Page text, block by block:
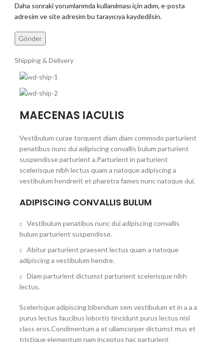
Daha sonraki yorumlarımda kullanılması için adım, e-posta
adresim ve site adresim bu tarayıcıya kaydedilsin.
Shipping & Delivery
MAECENAS IACULIS
Vestibulum curae torquent diam diam commodo parturient
penatibus nunc dui adipiscing convallis bulum parturient
suspendisse parturient a.Parturient in parturient
scelerisque nibh lectus quam a natoque adipiscing a
vestibulum hendrerit et pharetra fames nunc natoque dui.
ADIPISCING CONVALLIS BULUM
Vestibulum penatibus nunc dui adipiscing convallis
bulum parturient suspendisse.
Abitur parturient praesent lectus quam a natoque
adipiscing a vestibulum hendre.
Diam parturient dictumst parturient scelerisque nibh
lectus.
Scelerisque adipiscing bibendum sem vestibulum et in a a a
purus lectus faucibus lobortis tincidunt purus lectus nisl
class eros.Condimentum a et ullamcorper dictumst mus et
tristique elementum nam inceptos hac parturient